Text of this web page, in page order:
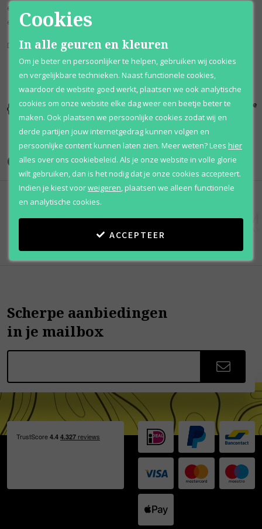
extracten, gekenmerkt door zijn mannelijke herkenbare geur is dit
een klassieker in de making.
Deze geur staat bekend als; Kruidig & Hout-achtig.
Kortingen
tot wel 70%
Al 12 jaar
voordelig
100% originele
parfums
Onze merken
Scherpe aanbiedingen
in je mailbox
Cookies
In alle geuren en kleuren
Om je beter en persoonlijker te helpen, gebruiken wij cookies
en vergelijkbare technieken. Naast functionele cookies,
waardoor de website goed werkt, plaatsen we ook analytische
cookies om onze website elke dag weer een beetje beter te
maken. Ook plaatsen we persoonlijke cookies zodat wij en
derde partijen jouw internetgedrag kunnen volgen en
persoonlijke content kunnen laten zien. Meer weten?Lees hier
alles over ons cookiebeleid. Als je onze website in volle glorie
wilt gebruiken, dan is het nodig dat je onze cookies accepteert.
Indien je kiest voorweigeren plaatsen we alleen functionele
en analytische cookies.
ACCEPTEER